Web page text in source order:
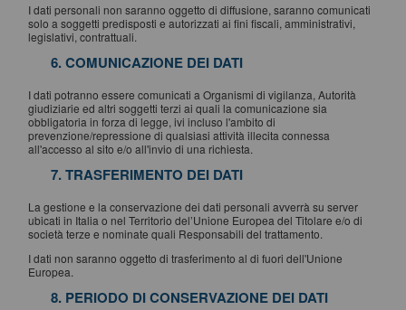
I dati personali non saranno oggetto di diffusione, saranno comunicati
solo a soggetti predisposti e autorizzati ai fini fiscali, amministrativi,
legislativi, contrattuali.
6. COMUNICAZIONE DEI DATI
I dati potranno essere comunicati a Organismi di vigilanza, Autorità
giudiziarie ed altri soggetti terzi ai quali la comunicazione sia
obbligatoria in forza di legge, ivi incluso l'ambito di
prevenzione/repressione di qualsiasi attività illecita connessa
all'accesso al sito e/o all'invio di una richiesta.
7. TRASFERIMENTO DEI DATI
La gestione e la conservazione dei dati personali avverrà su server
ubicati in Italia o nel Territorio del’Unione Europea del Titolare e/o di
società terze e nominate quali Responsabili del trattamento.
I dati non saranno oggetto di trasferimento al di fuori dell'Unione
Europea.
8. PERIODO DI CONSERVAZIONE DEI DATI